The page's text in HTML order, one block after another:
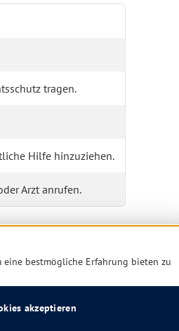
tragen.
Hilfe hinzuziehen.
Arzt anrufen.
eine bestmögliche Erfahrung bieten zu
akzeptieren